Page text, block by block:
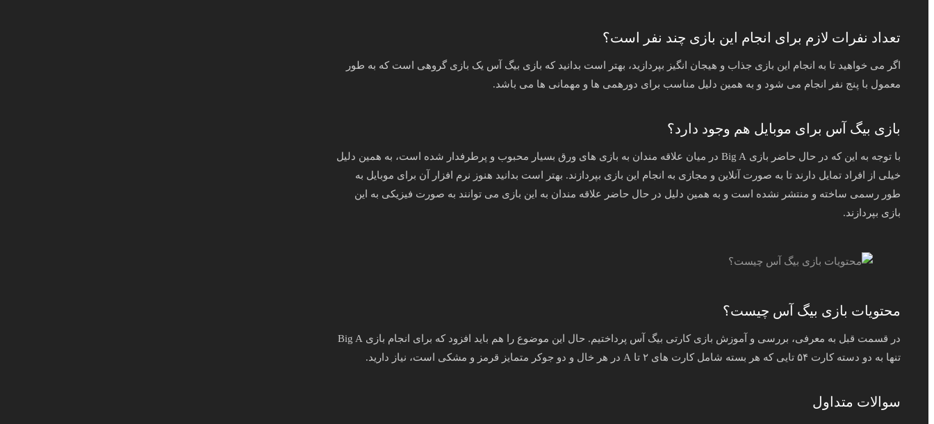
تعداد نفرات لازم برای انجام این بازی چند نفر است؟
اگر می خواهید تا به انجام این بازی جذاب و هیجان انگیز بپردازید، بهتر است بدانید که بازی بیگ آس یک بازی گروهی است که به طور
معمول با پنج نفر انجام می شود و به همین دلیل مناسب برای دورهمی ها و مهمانی ها می باشد.
بازی بیگ آس برای موبایل هم وجود دارد؟
با توجه به این که در حال حاضر بازی Big A در میان علاقه مندان به بازی های ورق بسیار محبوب و پرطرفدار شده است، به همین دلیل
خیلی از افراد تمایل دارند تا به صورت آنلاین و مجازی به انجام این بازی بپردازند. بهتر است بدانید هنوز نرم افزار آن برای موبایل به
طور رسمی ساخته و منتشر نشده است و به همین دلیل در حال حاضر علاقه مندان به این بازی می توانند به صورت فیزیکی به این
بازی بپردازند.
محتویات بازی بیگ آس چیست؟
در قسمت قبل به معرفی، بررسی و آموزش بازی کارتی بیگ آس پرداختیم. حال این موضوع را هم باید افزود که برای انجام بازی Big A
تنها به دو دسته کارت ۵۴ تایی که هر بسته شامل کارت‌ های ۲ تا A در هر خال و دو جوکر متمایز قرمز و مشکی است، نیاز دارید.
سوالات متداول